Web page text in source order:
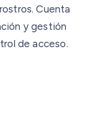
Cuenta
y gestión
de acceso.